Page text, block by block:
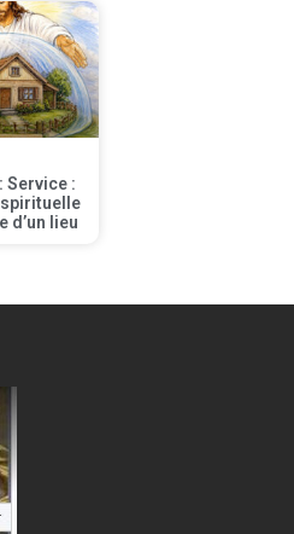
Service :
d’un lieu
surprises…